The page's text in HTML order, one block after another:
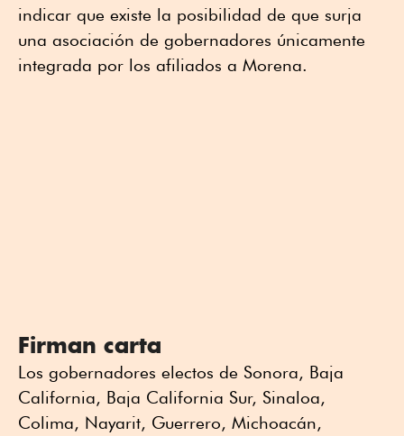
indicar que existe la posibilidad de que surja
una asociación de gobernadores únicamente
integrada por los afiliados a Morena.
Firman carta
Los gobernadores electos de Sonora, Baja
California, Baja California Sur, Sinaloa,
Colima, Nayarit, Guerrero, Michoacán,